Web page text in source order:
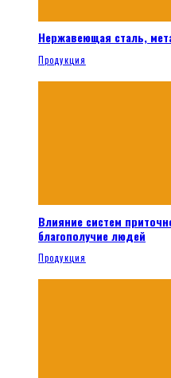
Нержавеющая сталь,
Продукция
Влияние систем
благополучие людей
Продукция